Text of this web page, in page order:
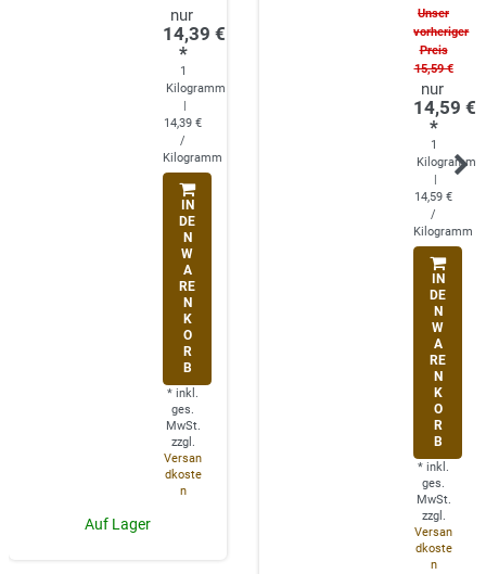
14,39 €
*
1
Kilogramm
14,39 €
/
Kilogramm
IN
DE
N
W
A
RE
N
K
O
R
B
* inkl.
ges.
MwSt.
zzgl.
Versan
dkoste
n
Auf Lager
Unser
vorheriger
Preis
15,59 €
14,59 €
*
1
Kilogramm
14,59 €
/
Kilogramm
IN
DE
N
W
A
RE
N
K
O
R
B
* inkl.
ges.
MwSt.
zzgl.
Versan
dkoste
n